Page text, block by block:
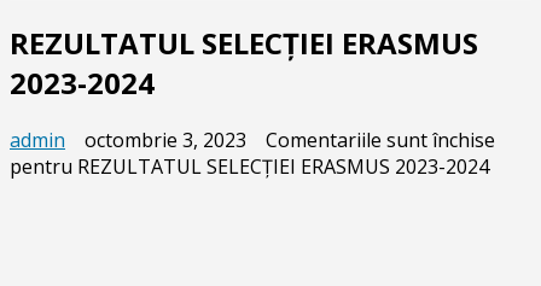
REZULTATUL SELECŢIEI ERASMUS
2023-2024
admin octombrie 3, 2023
Comentariile sunt închise
pentru REZULTATUL SELECŢIEI ERASMUS 2023-2024